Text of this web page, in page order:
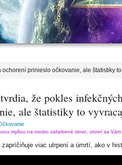
prinieslo očkovanie, ale štatistiky
že pokles
ale štatistiky to
myšou na modro zafarbené slovo, otvorí sa Vám
zapríčiňuje viac utrpení a úmrtí, ako v